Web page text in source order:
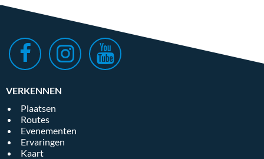
VERKENNEN
Plaatsen
Routes
Evenementen
Ervaringen
Kaart